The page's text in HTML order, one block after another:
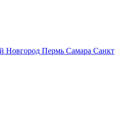
Новгород Пермь Самара Санкт